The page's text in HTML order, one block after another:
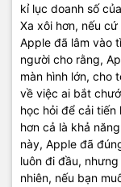
kỉ lục doanh số của
Xa xôi hơn, nếu
Apple đã lâm vào
người cho rằng,
màn hình lớn, cho
về việc ai bắt
học hỏi để cải tiến
hơn cả là khả
này, Apple đã
luôn đi đầu,
nhiên, nếu bạn